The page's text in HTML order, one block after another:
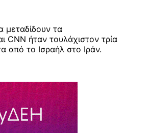
τα
CNN ήταν τουλάχιστον τρία
από το Ισραήλ στο Ιράν.